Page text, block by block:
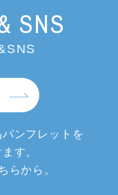
SNS
ンフレットを
す。
らから。